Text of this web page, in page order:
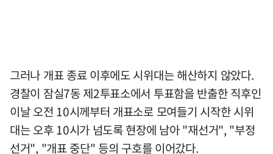
그러나 개표 종료 이후에도 시위대는 해산하지 않았다.
경찰이 잠실7동 제2투표소에서 투표함을 반출한 직후인
이날 오전 10시께부터 개표소로 모여들기 시작한 시위
대는 오후 10시가 넘도록 현장에 남아 "재선거", "부정
선거", "개표 중단" 등의 구호를 이어갔다.